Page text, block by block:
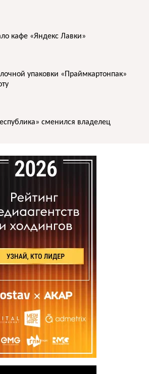
кафе «Яндекс Лавки»
упаковки «Праймкартонпак»
сменился владелец